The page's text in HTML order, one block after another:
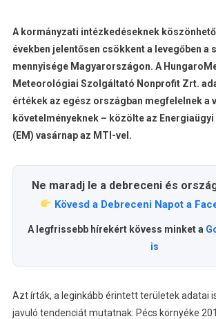
A kormányzati intézkedéseknek
években jelentősen csökkent a levegőben a
mennyisége Magyarországon. A
Meteorológiai Szolgáltató Nonprofit Zrt.
értékek az egész országban megfelelnek a
követelményeknek – közölte az
(EM) vasárnap az MTI-vel.
Ne maradj le a debreceni és
Kövesd a Debreceni Napot a
A legfrissebb hírekért kövess minket a
is
Azt írták, a leginkább érintett területek adatai
javuló tendenciát mutatnak: Pécs környéke